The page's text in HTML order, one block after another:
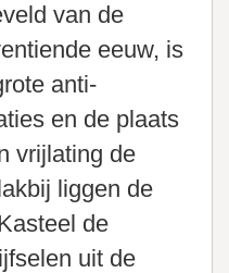
van de
eeuw, is
anti-
en de plaats
vrijlating de
liggen de
de
uit de